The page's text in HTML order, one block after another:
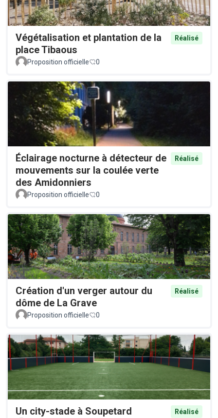
Végétalisation et plantation de la
place Tibaous
Réalisé
Proposition officielle 0
Éclairage nocturne à détecteur de
mouvements sur la coulée verte
des Amidonniers
Réalisé
Proposition officielle 0
Création d'un verger autour du
dôme de La Grave
Réalisé
Proposition officielle 0
Un city-stade à Soupetard
Réalisé